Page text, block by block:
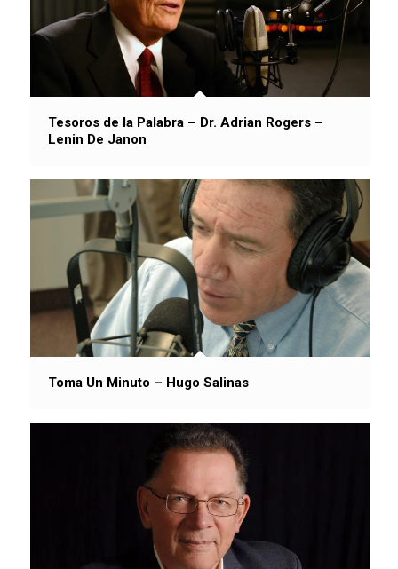
Tesoros de la Palabra – Dr. Adrian Rogers –
Lenin De Janon
Toma Un Minuto – Hugo Salinas